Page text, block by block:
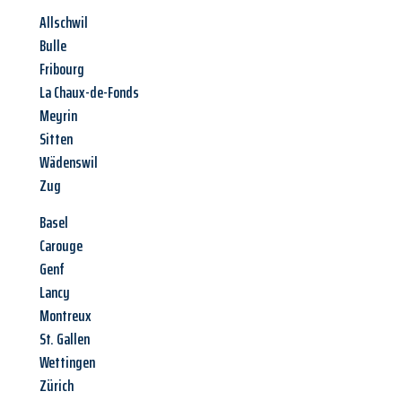
Allschwil
Bulle
Fribourg
La Chaux-de-Fonds
Meyrin
Sitten
Wädenswil
Zug
Basel
Carouge
Genf
Lancy
Montreux
St. Gallen
Wettingen
Zürich